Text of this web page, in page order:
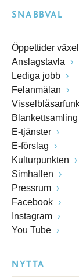
SNABBVAL
Öppettider
Anslagstavla
Lediga jobb
Felanmälan
Blankettsamling
E-tjänster
E-förslag
Kulturpunkten
Simhallen
Pressrum
Facebook
Instagram
You Tube
NYTTA